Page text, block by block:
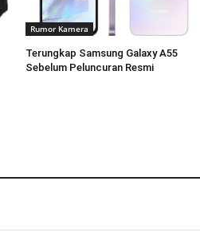
Rumor Kamera
Terungkap Samsung Galaxy A55
Sebelum Peluncuran Resmi